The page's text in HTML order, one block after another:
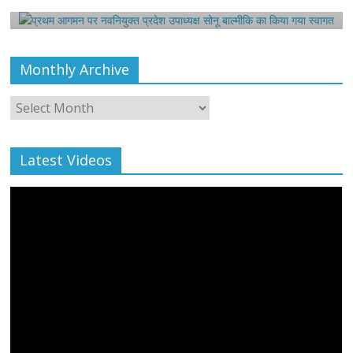
Monthly Archive
Monthly
Archive
Latest Videos